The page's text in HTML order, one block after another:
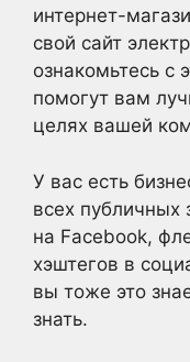
интернет-
свой сайт
ознакомьтесь с
помогут вам
целях вашей
У вас есть
всех
на Facebook,
хэштегов в
вы тоже это
знать.